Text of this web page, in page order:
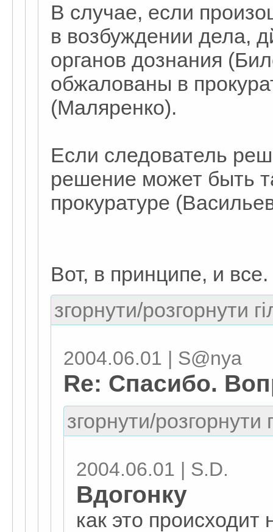
В случае, если
в возбуждении дела,
органов дознания
обжалованы в
(Маляренко).
Если следователь
решение может быть
прокуратуре
Вот, в принципе, и все.
згорнути/розгорнути
2004.06.01 | S@nya
Re: Спасибо.
згорнути/розгорнути
2004.06.01 | S.D.
Вдогонку
как это